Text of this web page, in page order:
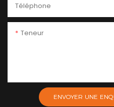
Téléphone
Teneur
ENVOYER UNE